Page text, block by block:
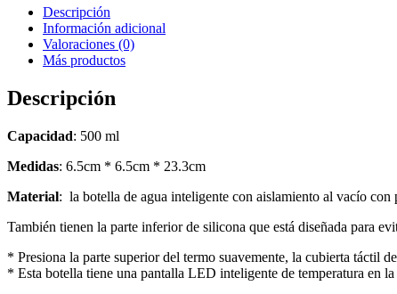
Descripción
Información adicional
Valoraciones (0)
Más productos
Descripción
Capacidad: 500 ml
Medidas: 6.5cm * 6.5cm * 23.3cm
Material: la botella de agua inteligente con aislamiento al vacío
También tienen la parte inferior de silicona que está diseñada para
* Presiona la parte superior del termo suavemente, la cubierta táctil
* Esta botella tiene una pantalla LED inteligente de temperatura en